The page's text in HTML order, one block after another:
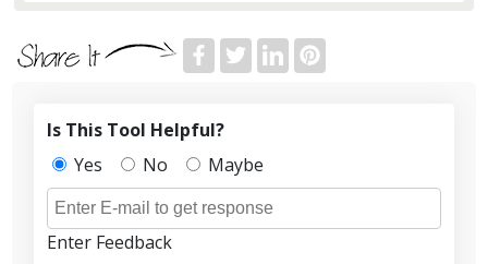
Is This Tool Helpful?
Yes
No Maybe
Enter Feedback